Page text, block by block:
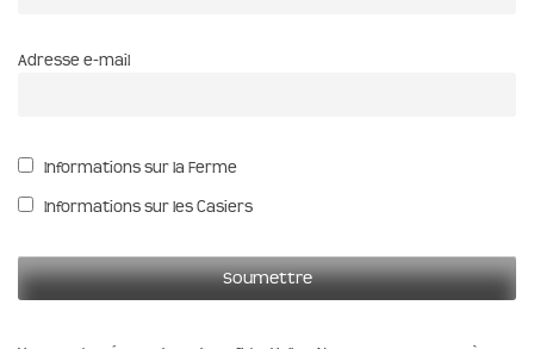
Adresse e-mail
Informations sur la Ferme
Informations sur les Casiers